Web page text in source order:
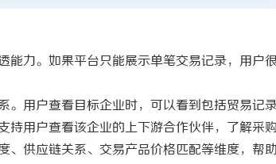
能力。如果平台只能展示单笔交易记录，用户
。用户查看目标企业时，可以看到包括贸易记
持用户查看该企业的上下游合作伙伴，了解采
、供应链关系、交易产品价格匹配等维度，帮